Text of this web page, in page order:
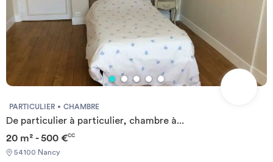
PARTICULIER CHAMBRE
De particulier à particulier, chambre à...
20 m² - 500 €CC
54100 Nancy